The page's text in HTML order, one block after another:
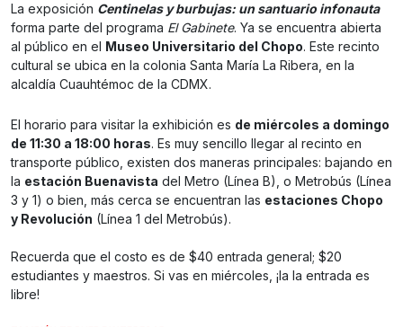
La exposición Centinelas y burbujas: un santuario infonauta
forma parte del programa El Gabinete. Ya se encuentra abierta
al público en el
Museo Universitario del Chopo. Este recinto
cultural se ubica en la colonia Santa María La Ribera, en la
alcaldía Cuauhtémoc de la CDMX.
El horario para visitar la exhibición es de miércoles a domingo
de 11:30 a 18:00 horas. Es muy sencillo llegar al recinto en
transporte público, existen dos maneras principales: bajando en
la estación Buenavista del Metro (Línea B), o Metrobús (Línea
3 y 1) o bien, más cerca se encuentran las estaciones Chopo
y Revolución (Línea 1 del Metrobús).
Recuerda que el costo es de $40 entrada general; $20
estudiantes y maestros. Si vas en miércoles, ¡la la entrada es
libre!